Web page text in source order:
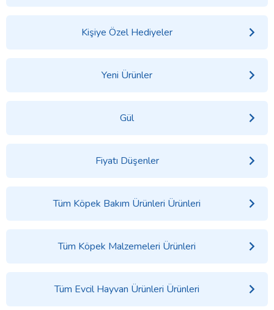
Kişiye Özel Hediyeler
Yeni Ürünler
Gül
Fiyatı Düşenler
Tüm Köpek Bakım Ürünleri Ürünleri
Tüm Köpek Malzemeleri Ürünleri
Tüm Evcil Hayvan Ürünleri Ürünleri